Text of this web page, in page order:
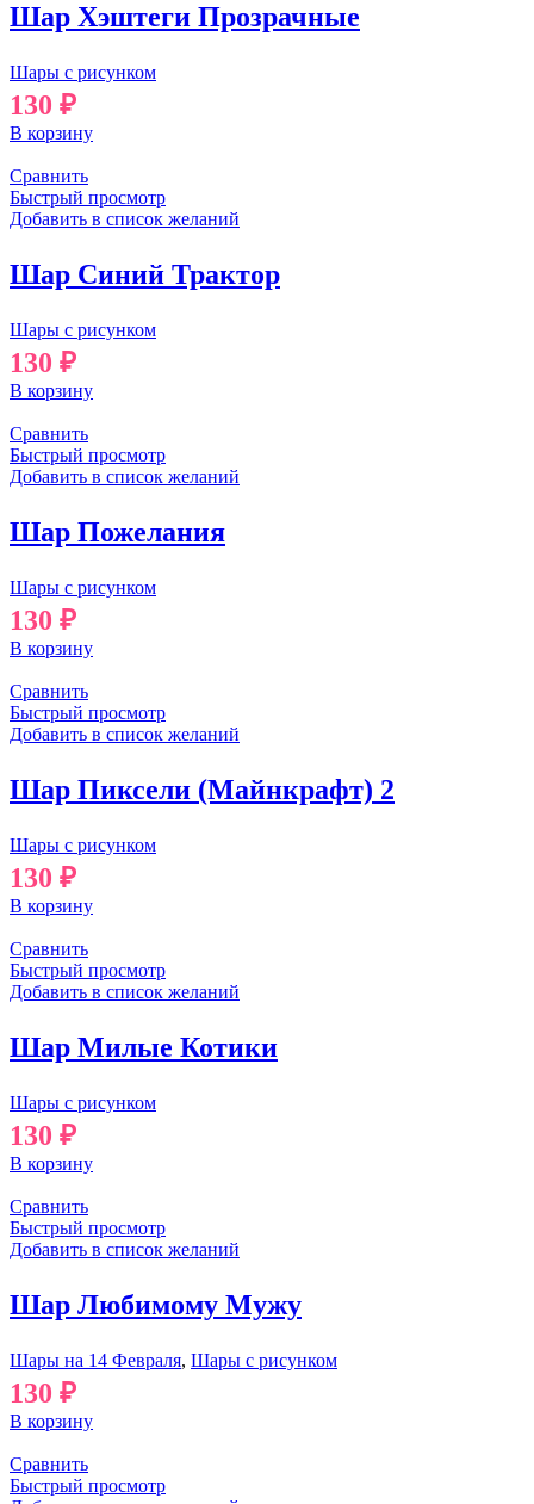
Шар Хэштеги Прозрачные
Шары с рисунком
130 ₽
В корзину
Сравнить
Быстрый просмотр
Добавить в список желаний
Шар Синий Трактор
Шары с рисунком
130 ₽
В корзину
Сравнить
Быстрый просмотр
Добавить в список желаний
Шар Пожелания
Шары с рисунком
130 ₽
В корзину
Сравнить
Быстрый просмотр
Добавить в список желаний
Шар Пиксели (Майнкрафт) 2
Шары с рисунком
130 ₽
В корзину
Сравнить
Быстрый просмотр
Добавить в список желаний
Шар Милые Котики
Шары с рисунком
130 ₽
В корзину
Сравнить
Быстрый просмотр
Добавить в список желаний
Шар Любимому Мужу
Шары на 14 Февраля, Шары с рисунком
130 ₽
В корзину
Сравнить
Быстрый просмотр